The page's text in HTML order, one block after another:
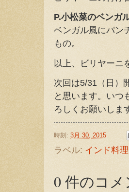
P.小松菜のベンガ
ベンガル風にパン
もの。
以上、ビリヤーニ
次回は5/31（日）
と思います。いつ
ろしくお願いしま
時刻: 3月 30, 2015
ラベル: インド料
0 件のコメ